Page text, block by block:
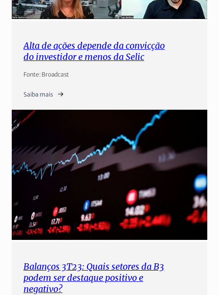
Alta de ações depende da convicção
do investidor e menos da Selic
Fonte: Broadcast
Saiba mais
Balanços 3T23: Quais setores da B3
podem ser destaque positivo e
negativo?